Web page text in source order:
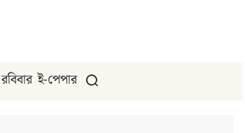
রবিবার ই-পেপার